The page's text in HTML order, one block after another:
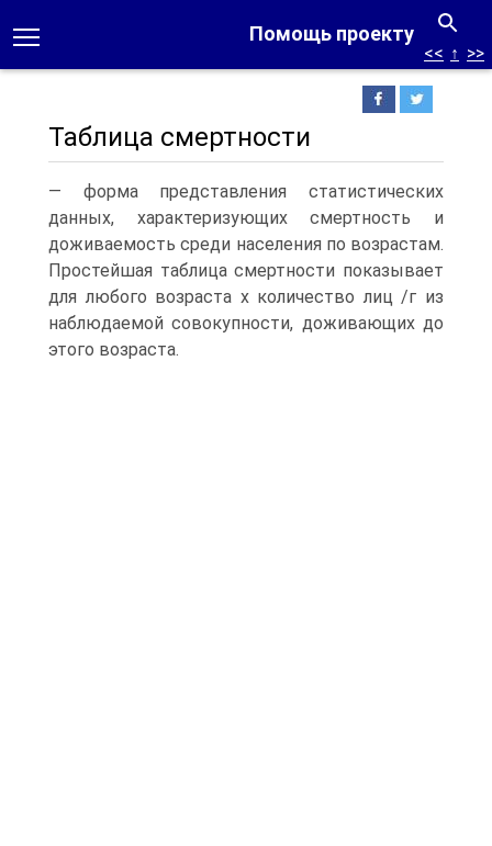
Помощь проекту
<< ↑ >>
Таблица смертности
— форма представления статистических
данных, характеризующих смертность и
доживаемость среди населения по возрастам.
Простейшая таблица смертности показывает
для любого возраста х количество лиц /г из
наблюдаемой совокупности, доживающих до
этого возраста.